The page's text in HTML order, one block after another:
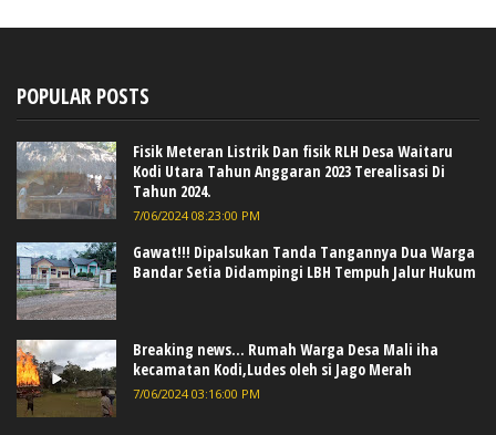
POPULAR POSTS
Fisik Meteran Listrik Dan fisik RLH Desa Waitaru
Kodi Utara Tahun Anggaran 2023 Terealisasi Di
Tahun 2024.
7/06/2024 08:23:00 PM
Gawat!!! Dipalsukan Tanda Tangannya Dua Warga
Bandar Setia Didampingi LBH Tempuh Jalur Hukum
Breaking news... Rumah Warga Desa Mali iha
kecamatan Kodi,Ludes oleh si Jago Merah
7/06/2024 03:16:00 PM